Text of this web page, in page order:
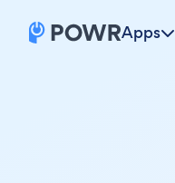
Apps